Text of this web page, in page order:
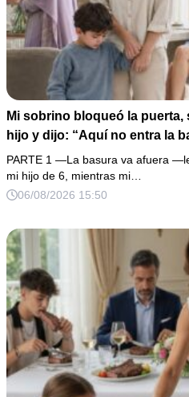
Mi sobrino bloqueó la
hijo y dijo: “Aquí no entra la
mirada y mi hermana siguió
Yo asentí, abracé a mi niño y
cancelar el depósito mensual
de humillarlo.
PARTE 1 —La basura va afuera
mi hijo de 6, mientras mi…
06/08/2026 15:50